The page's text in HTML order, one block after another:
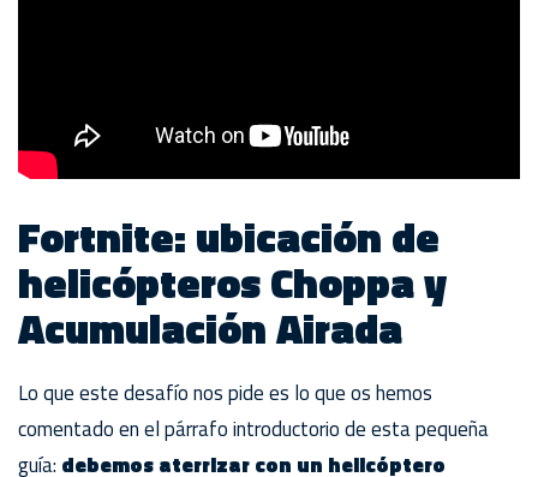
Fortnite: ubicación de
helicópteros Choppa y
Acumulación Airada
Lo que este desafío nos pide es lo que os hemos
comentado en el párrafo introductorio de esta pequeña
guía: debemos aterrizar con un helicóptero